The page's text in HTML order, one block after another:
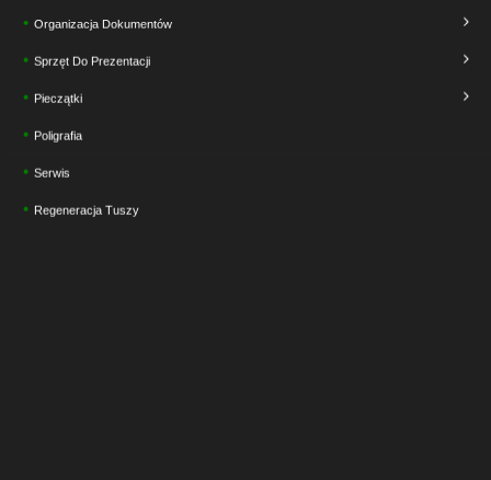
Organizacja Dokumentów
Sprzęt Do Prezentacji
Pieczątki
Poligrafia
Serwis
Regeneracja Tuszy